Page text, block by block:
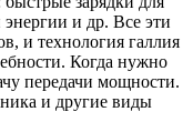
и др. Все эти
и технология галлия
Когда нужно
передачи мощности.
и другие виды